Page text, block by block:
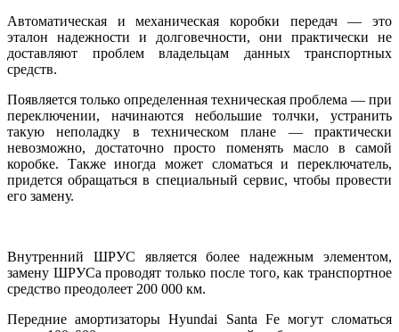
Автоматическая и механическая коробки передач — это
эталон надежности и долговечности, они практически не
доставляют проблем владельцам данных транспортных
средств.
Появляется только определенная техническая проблема — при
переключении, начинаются небольшие толчки, устранить
такую неполадку в техническом плане — практически
невозможно, достаточно просто поменять масло в самой
коробке. Также иногда может сломаться и переключатель,
придется обращаться в специальный сервис, чтобы провести
его замену.
Внутренний ШРУС является более надежным элементом,
замену ШРУСа проводят только после того, как транспортное
средство преодолеет 200 000 км.
Передние амортизаторы Hyundai Santa Fe могут сломаться